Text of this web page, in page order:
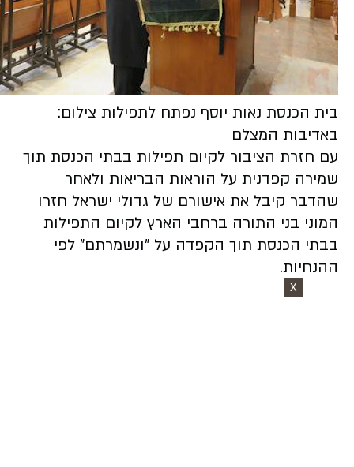
בית הכנסת נאות יוסף נפתח לתפילות צילום:
באדיבות המצלם
עם חזרת הציבור לקיום תפילות בבתי הכנסת תוך
שמירה קפדנית על הוראות הבריאות ולאחר
שהדבר קיבל את אישורם של גדולי ישראל חזרו
המוני בני התורה ברחבי הארץ לקיום התפילות
בבתי הכנסת תוך הקפדה על "ונשמרתם" לפי
ההנחיות.
X